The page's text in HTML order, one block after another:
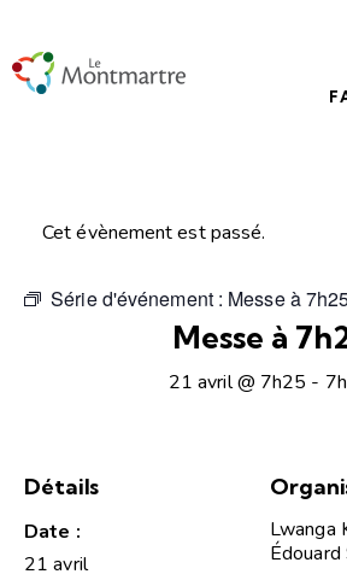
Cet évènement est passé.
Série d'événement : Messe à
Messe à
21 avril @ 7h25 -
Détails
Date :
21 avril
Lwanga